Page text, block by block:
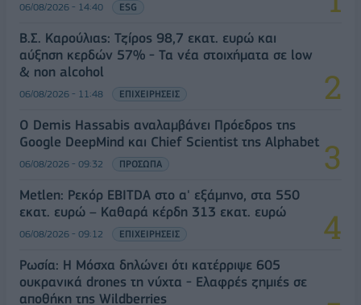
06/08/2026 - 14:40 ESG
Β.Σ. Καρούλιας: Τζίρος 98,7 εκατ. ευρώ και
αύξηση κερδών 57% - Τα νέα στοιχήματα σε low
& non alcohol
06/08/2026 - 11:48 ΕΠΙΧΕΙΡΗΣΕΙΣ
Ο Demis Hassabis αναλαμβάνει Πρόεδρος της
Google DeepMind και Chief Scientist της Alphabet
06/08/2026 - 09:32 ΠΡΟΣΩΠΑ
Metlen: Ρεκόρ EBITDA στο α' εξάμηνο, στα 550
εκατ. ευρώ – Καθαρά κέρδη 313 εκατ. ευρώ
06/08/2026 - 09:12 ΕΠΙΧΕΙΡΗΣΕΙΣ
Ρωσία: Η Μόσχα δηλώνει ότι κατέρριψε 605
ουκρανικά drones τη νύχτα - Ελαφρές ζημιές σε
αποθήκη της Wildberries